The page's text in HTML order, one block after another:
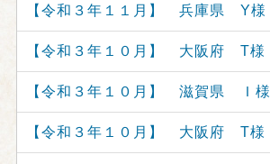
【令和３年１１月】 兵庫県 Y様
【令和３年１０月】 大阪府 T様
【令和３年１０月】 滋賀県 Ｉ様
【令和３年１０月】 大阪府 T様